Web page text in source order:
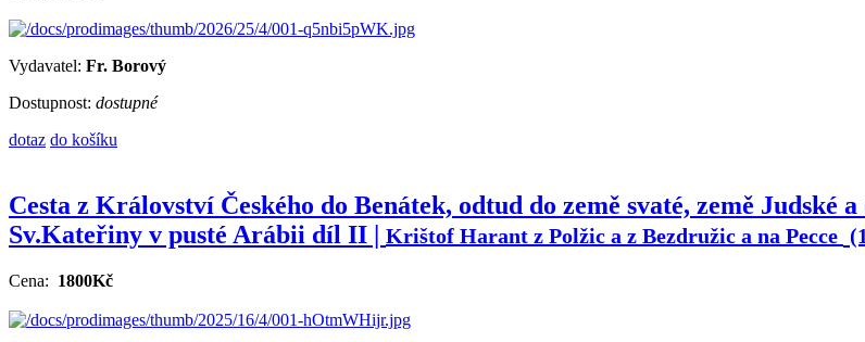
Vydavatel: Fr. Borový
Dostupnost: dostupné
dotaz do košíku
Cesta z Království Českého do Benátek, odtud do země svaté, země Judské
Sv.Kateřiny v pusté Arábii díl II | Krištof Harant z Polžic a z Bezdružic a na Pecce
Cena: 1800Kč